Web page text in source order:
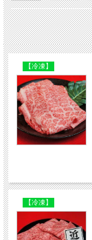
【冷凍】
【冷凍】